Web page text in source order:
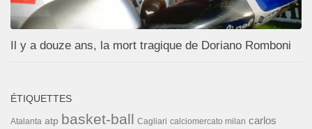
Il y a douze ans, la mort tragique de Doriano Romboni
ÉTIQUETTES
Atalanta atp basket-ball Cagliari calciomercato milan carlos